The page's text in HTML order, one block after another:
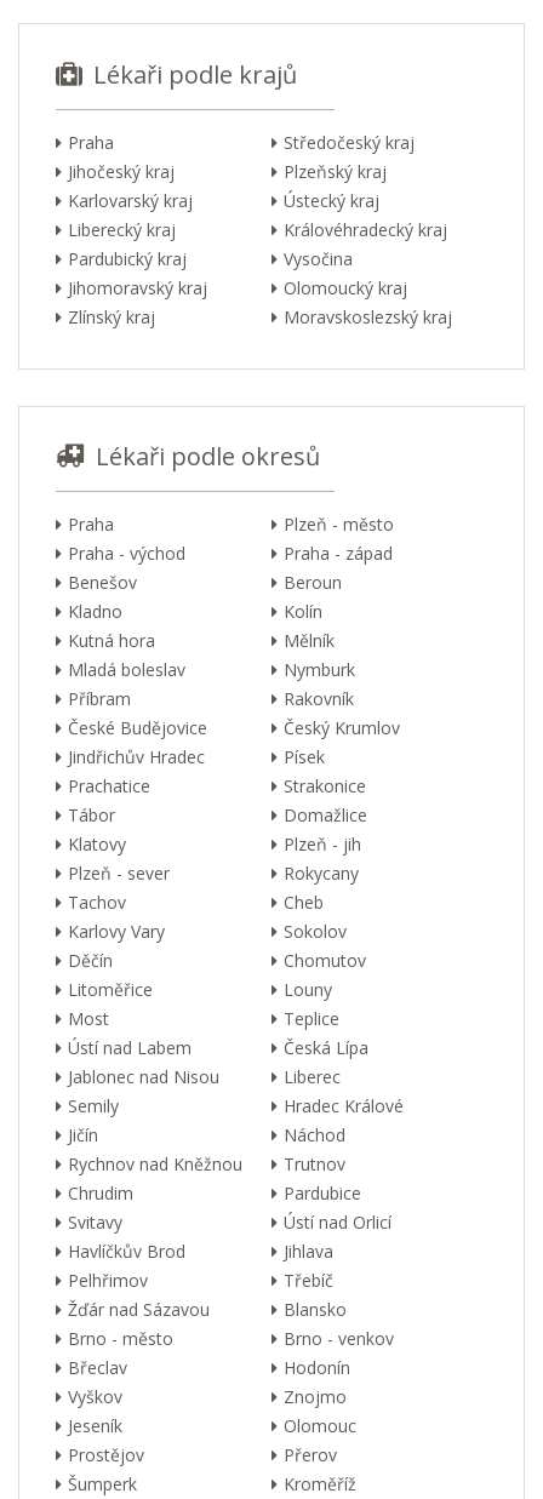
Lékaři podle krajů
Praha
Středočeský kraj
Jihočeský kraj
Plzeňský kraj
Karlovarský kraj
Ústecký kraj
Liberecký kraj
Královéhradecký kraj
Pardubický kraj
Vysočina
Jihomoravský kraj
Olomoucký kraj
Zlínský kraj
Moravskoslezský kraj
Lékaři podle okresů
Praha
Plzeň - město
Praha - východ
Praha - západ
Benešov
Beroun
Kladno
Kolín
Kutná hora
Mělník
Mladá boleslav
Nymburk
Příbram
Rakovník
České Budějovice
Český Krumlov
Jindřichův Hradec
Písek
Prachatice
Strakonice
Tábor
Domažlice
Klatovy
Plzeň - jih
Plzeň - sever
Rokycany
Tachov
Cheb
Karlovy Vary
Sokolov
Děčín
Chomutov
Litoměřice
Louny
Most
Teplice
Ústí nad Labem
Česká Lípa
Jablonec nad Nisou
Liberec
Semily
Hradec Králové
Jičín
Náchod
Rychnov nad Kněžnou
Trutnov
Chrudim
Pardubice
Svitavy
Ústí nad Orlicí
Havlíčkův Brod
Jihlava
Pelhřimov
Třebíč
Žďár nad Sázavou
Blansko
Brno - město
Brno - venkov
Břeclav
Hodonín
Vyškov
Znojmo
Jeseník
Olomouc
Prostějov
Přerov
Šumperk
Kroměříž